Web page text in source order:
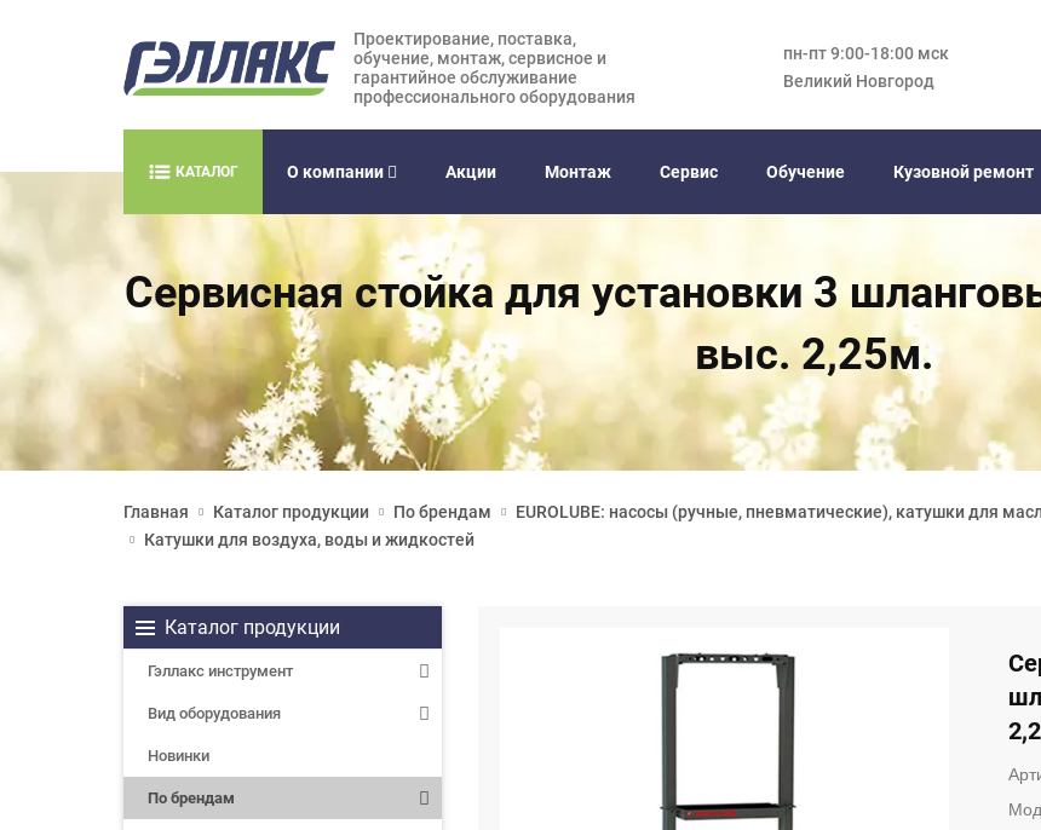
Проектирование, поставка,
обучение, монтаж, сервисное и
гарантийное обслуживание
профессионального оборудования
пн-пт 9:00-18:00 мск
Великий Новгород
КАТАЛОГ О компании Акции Монтаж Сервис Обучение Кузовной ремонт
Сервисная стойка для установки 3
выс. 2,25м.
Главная Каталог продукции По брендам
EUROLUBE: насосы (ручные, пневматические), катушки для
Катушки для воздуха, воды и жидкостей
Каталог продукции
Гэллакс инструмент
Вид оборудования
Новинки
По брендам